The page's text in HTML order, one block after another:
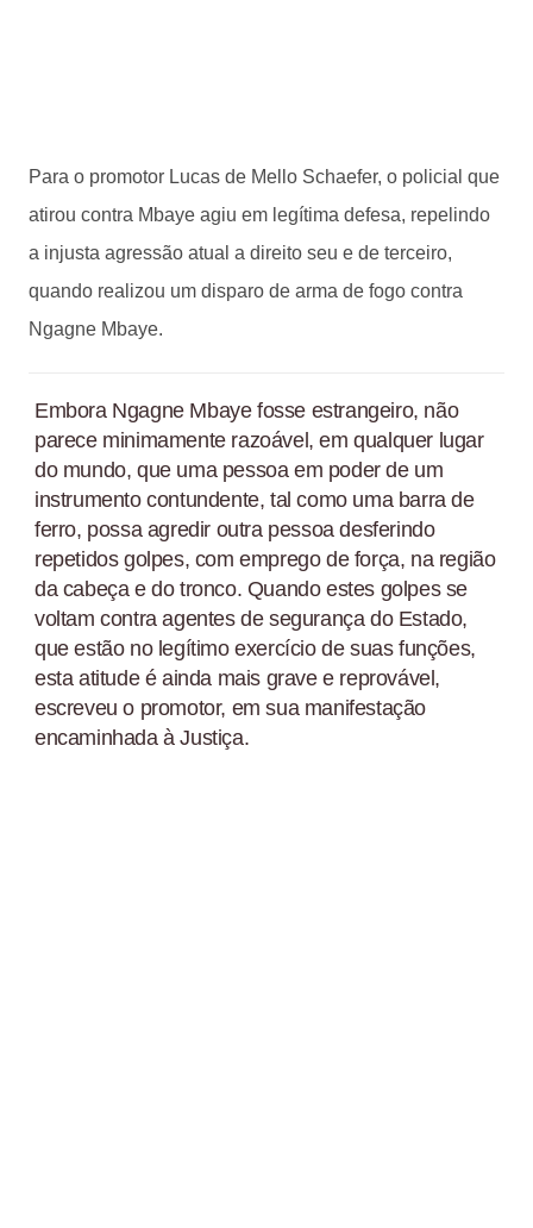
Para o promotor Lucas de Mello Schaefer, o policial que
atirou contra Mbaye agiu em legítima defesa, repelindo
a injusta agressão atual a direito seu e de terceiro,
quando realizou um disparo de arma de fogo contra
Ngagne Mbaye.
Embora Ngagne Mbaye fosse estrangeiro, não
parece minimamente razoável, em qualquer lugar
do mundo, que uma pessoa em poder de um
instrumento contundente, tal como uma barra de
ferro, possa agredir outra pessoa desferindo
repetidos golpes, com emprego de força, na região
da cabeça e do tronco. Quando estes golpes se
voltam contra agentes de segurança do Estado,
que estão no legítimo exercício de suas funções,
esta atitude é ainda mais grave e reprovável,
escreveu o promotor, em sua manifestação
encaminhada à Justiça.